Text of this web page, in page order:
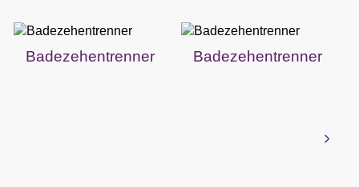
Badezehentrenner Badezehentrenner